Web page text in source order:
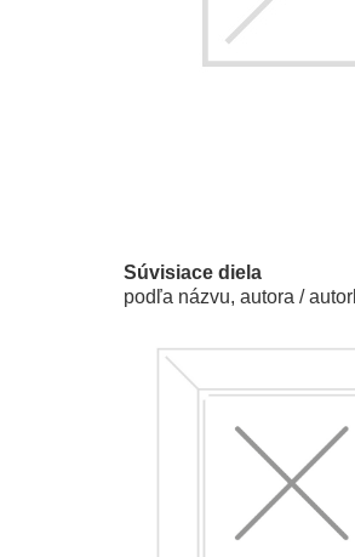
Súvisiace diela
podľa názvu, autora /